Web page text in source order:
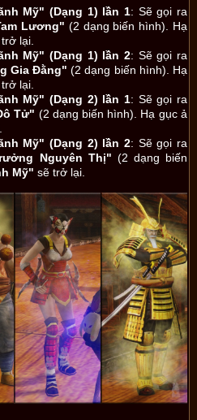
Mỹ" (Dạng 1) lần 1: Sẽ gọi ra
Lương" (2 dạng biến hình). Hạ
lại.
Mỹ" (Dạng 1) lần 2: Sẽ gọi ra
Gia Đằng" (2 dạng biến hình). Hạ
lại.
Mỹ" (Dạng 2) lần 1: Sẽ gọi ra
Tử" (2 dạng biến hình). Hạ gục ả
Mỹ" (Dạng 2) lần 2: Sẽ gọi ra
Nguyên Thị" (2 dạng biến
Mỹ" sẽ trở lại.